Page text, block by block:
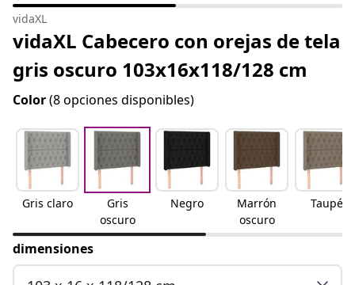
vidaXL
vidaXL Cabecero con orejas de tela
gris oscuro 103x16x118/128 cm
Color(8 opciones disponibles)
Gris claro
Gris
oscuro
Negro
Marrón
oscuro
Taupé
dimensiones